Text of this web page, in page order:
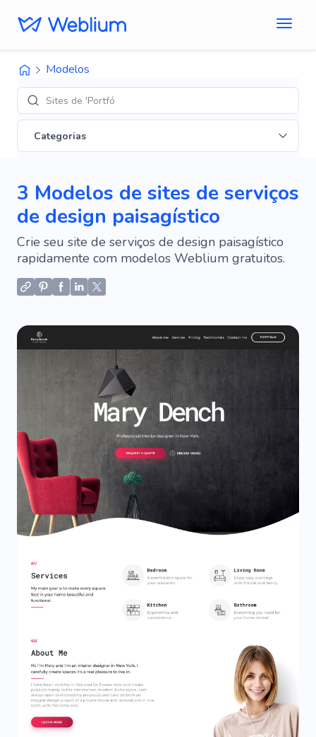
Modelos
Sites de 'Portfólio'
Categorias
3 Modelos de sites de serviços
de design paisagístico
Crie seu site de serviços de design paisagístico
rapidamente com modelos Weblium gratuitos.